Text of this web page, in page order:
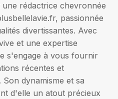
une rédactrice chevronnée
passionnée
divertissantes. Avec
et une expertise
s'engage à vous fournir
récentes et
Son dynamisme et sa
d'elle un atout précieux